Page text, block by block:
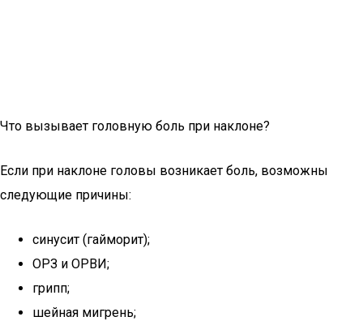
Что вызывает головную боль при наклоне?
Если при наклоне головы возникает боль, возможны
следующие причины:
синусит (гайморит);
ОРЗ и ОРВИ;
грипп;
шейная мигрень;